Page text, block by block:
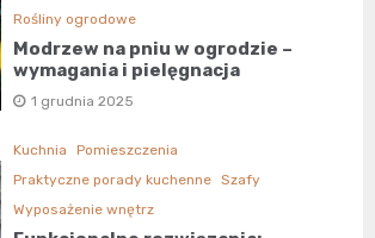
Rośliny ogrodowe
Modrzew na pniu w ogrodzie –
wymagania i pielęgnacja
1 grudnia 2025
Kuchnia
Pomieszczenia
Praktyczne porady kuchenne Szafy
Wyposażenie wnętrz